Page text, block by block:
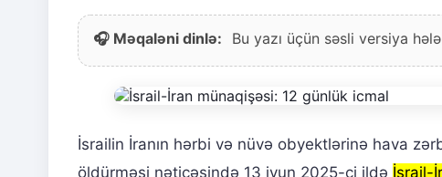
🎧 Məqaləni dinlə: Bu yazı üçün səsli versiya hələ
İsrailin İranın hərbi və nüvə obyektlərinə hava
öldürməsi nəticəsində 13 iyun 2025-ci ildə İsrail-